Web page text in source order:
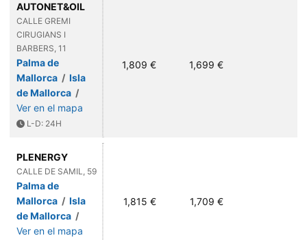
AUTONET&OIL
CALLE GREMI
CIRUGIANS I
BARBERS, 11
Palma de
Mallorca / Isla
de Mallorca /
Ver en el mapa
L-D: 24H
1,809 € 1,699 €
PLENERGY
CALLE DE SAMIL, 59
Palma de
Mallorca / Isla
de Mallorca /
Ver en el mapa
1,815 € 1,709 €